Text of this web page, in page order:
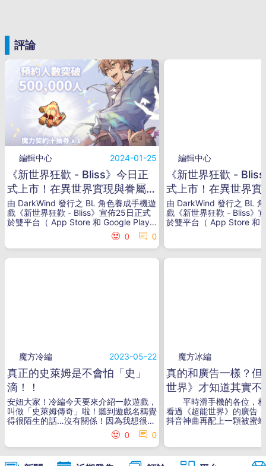
評論
編輯中心 2024-01-25
《新世界狂歡 - Bliss》今日正
式上市！在異世界實現與眷屬的
甜蜜幻想
由 DarkWind 發行之 BL 角色養成手機遊
戲《新世界狂歡 - Bliss》宣佈25日正式
於雙平台（ App Store 和 Google Play
）上市。本作講述一名意外穿越至異世界
卡萊因大陸的大魔法師，與形形色色的眷
屬一同調節魔力，並尋找返回原世界的方
法所展開的冒險故事。與新世界的伙伴們
地」……玩家將扮演主人公伊得，在陌生
救卡萊因大陸的旅程。遊戲畫面採動態製
作，搭配豪華日語聲優陣容，精湛詮釋每
位角色獨有的韻味與情感波動，帶來前所
未有的沉浸式的劇情聲音體驗。隨著不同
限定活動的推出，還有機會獲得身著特色
服裝的眷屬們，享受豐富主題的親密劇情
https://www.youtube.com/watch?
v=ZEWgAKyqUmw&nbsp;事前預約數突
破 50 萬，開服就送十連抽《新世界狂歡
0 0
編輯中心
《新世界狂歡 -
式上市！在異世界實
甜蜜幻想
由 DarkWind 發行之 BL
戲《新世界狂歡 - Bliss》
於雙平台（ App Store 和
屬一同調節魔力，並尋找
法所展開的冒險故事。與
地」……玩家將扮演主人
救卡萊因大陸的旅程。遊
作，搭配豪華日語聲優陣
位角色獨有的韻味與情感
未有的沉浸式的劇情聲音
限定活動的推出，還有機
服裝的眷屬們，享受豐富
破 50 萬，開服就送十連
魔方冷編 2023-05-22
真正的史萊姆是不會怕「史」
滴！！
安妞大家！冷編今天要來介紹一款遊戲，
叫做「史萊姆傳奇」啦！聽到遊戲名稱覺
得很陌生的話…沒有關係！因為我想很多
人一定會有看過他家的遊戲廣告，廣告開
始是一隻無助的史萊姆然後打了幾個士
兵，要撿掉落的金錢看是要升攻擊力還是
加血量，當初冷編看到這廣告一次兩次的
0 0
魔方冰編
真的和廣告一樣？但
世界》才知道其實不
平時滑手機的各位，相
看過《超能世界》的廣告
抖音神曲再配上一顆被蜜
手遊喔，讓我們繼續來看
樣的手遊吧！遊戲介紹